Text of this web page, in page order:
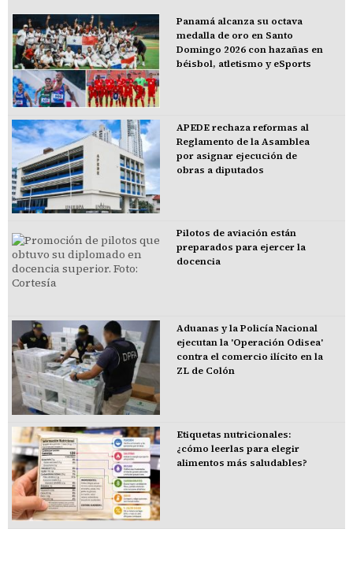
Panamá alcanza su octava
medalla de oro en Santo
Domingo 2026 con hazañas en
béisbol, atletismo y eSports
APEDE rechaza reformas al
Reglamento de la Asamblea
por asignar ejecución de
obras a diputados
Pilotos de aviación están
preparados para ejercer la
docencia
Aduanas y la Policía Nacional
ejecutan la 'Operación Odisea'
contra el comercio ilícito en la
ZL de Colón
Etiquetas nutricionales:
¿cómo leerlas para elegir
alimentos más saludables?